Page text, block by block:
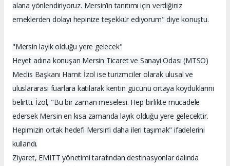
alana yönlendiriyoruz. Mersin’in tanıtımı için verdiğiniz
emeklerden dolayı hepinize teşekkür ediyorum" diye konuştu.
"Mersin layık olduğu yere gelecek"
Heyet adına konuşan Mersin Ticaret ve Sanayi Odası (MTSO)
Meclis Başkanı Hamit İzol ise turizmciler olarak ulusal ve
uluslararası fuarlara katılarak kentin gücünü ortaya koyduklarını
belirtti. İzol, "Bu bir zaman meselesi. Hep birlikte mücadele
edersek Mersin en kısa zamanda layık olduğu yere gelecektir.
Hepimizin ortak hedefi Mersin’i daha ileri taşımak" ifadelerini
kullandı.
Ziyaret, EMITT yönetimi tarafından destinasyonlar dalında